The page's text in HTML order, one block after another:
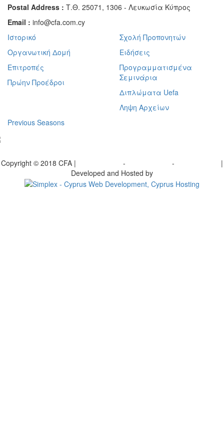
Postal Address : Τ.Θ. 25071, 1306 - Λευκωσία Κύπρος
Email : info@cfa.com.cy
Ιστορικό
Οργανωτική Δομή
Επιτροπές
Πρώην Προέδροι
Σχολή Προπονητών
Ειδήσεις
Προγραμματισμένα
Σεμινάρια
Διπλώματα Uefa
Ληψη Αρχείων
Previous Seasons
Copyright © 2018 CFA | - -
|
Developed and Hosted by